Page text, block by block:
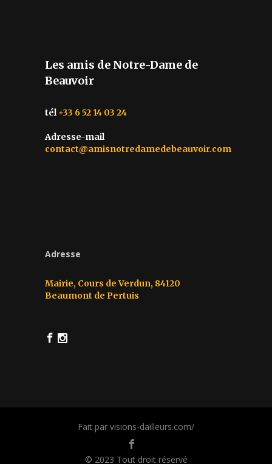
Les amis de Notre-Dame de
Beauvoir
tél+33 6 52 14 03 24
Adresse-mail
contact@amisnotredamedebeauvoir.com
Adresse
Mairie, Cours de Verdun, 84120
Beaumont de Pertuis
Fait par visions-dailleurs.com/
© 2023 Tout droit réservé